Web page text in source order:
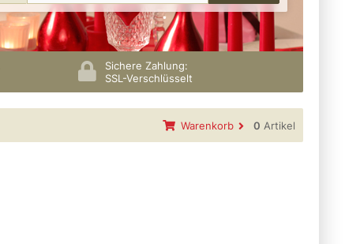
Sichere Zahlung:
SSL-Verschlüsselt
Warenkorb 0 Artikel